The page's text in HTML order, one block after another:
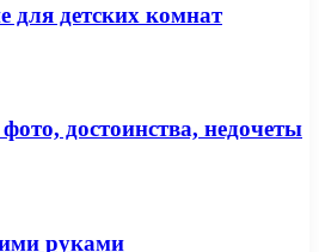
детских комнат
достоинства, недочеты
руками